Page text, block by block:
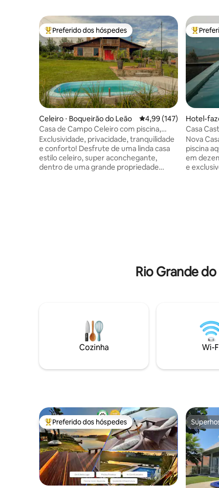
Entre os melhores preferidos dos hóspedes
Preferido dos hóspedes
Celeiro ⋅ Boqueirão do Leão 4,99 de uma avaliação
4,99 (147)
Casa de Campo Celeiro com piscina,
hidro e lareira
Exclusividade, privacidade, tranquilidade
e conforto! Desfrute de uma linda casa
estilo celeiro, super aconchegante,
dentro de uma grande propriedade
Entre
Hotel-
Casa
Nova
piscina
em
e
Rio Grande
Cozinha Wi-
Entre os melhores preferidos dos hóspedes
Preferido dos hóspedes